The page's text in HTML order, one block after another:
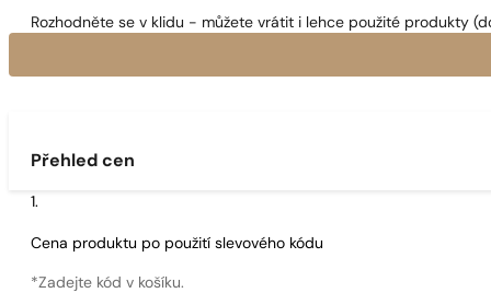
Rozhodněte se v klidu - můžete vrátit i lehce použité produkty
Přehled cen
Cena produktu po použití slevového kódu
*Zadejte kód v košíku.